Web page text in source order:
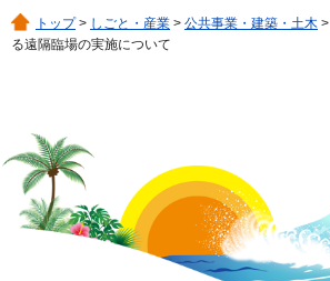
トップ> しごと・産業 > 公共事業・建築・土木 >
る遠隔臨場の実施について